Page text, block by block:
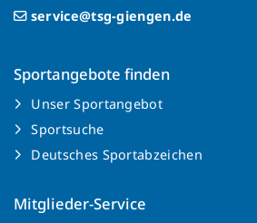
service@tsg-giengen.de
Sportangebote finden
Unser Sportangebot
Sportsuche
Deutsches Sportabzeichen
Mitglieder-Service